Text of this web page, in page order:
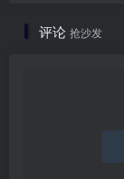
评论 抢沙发